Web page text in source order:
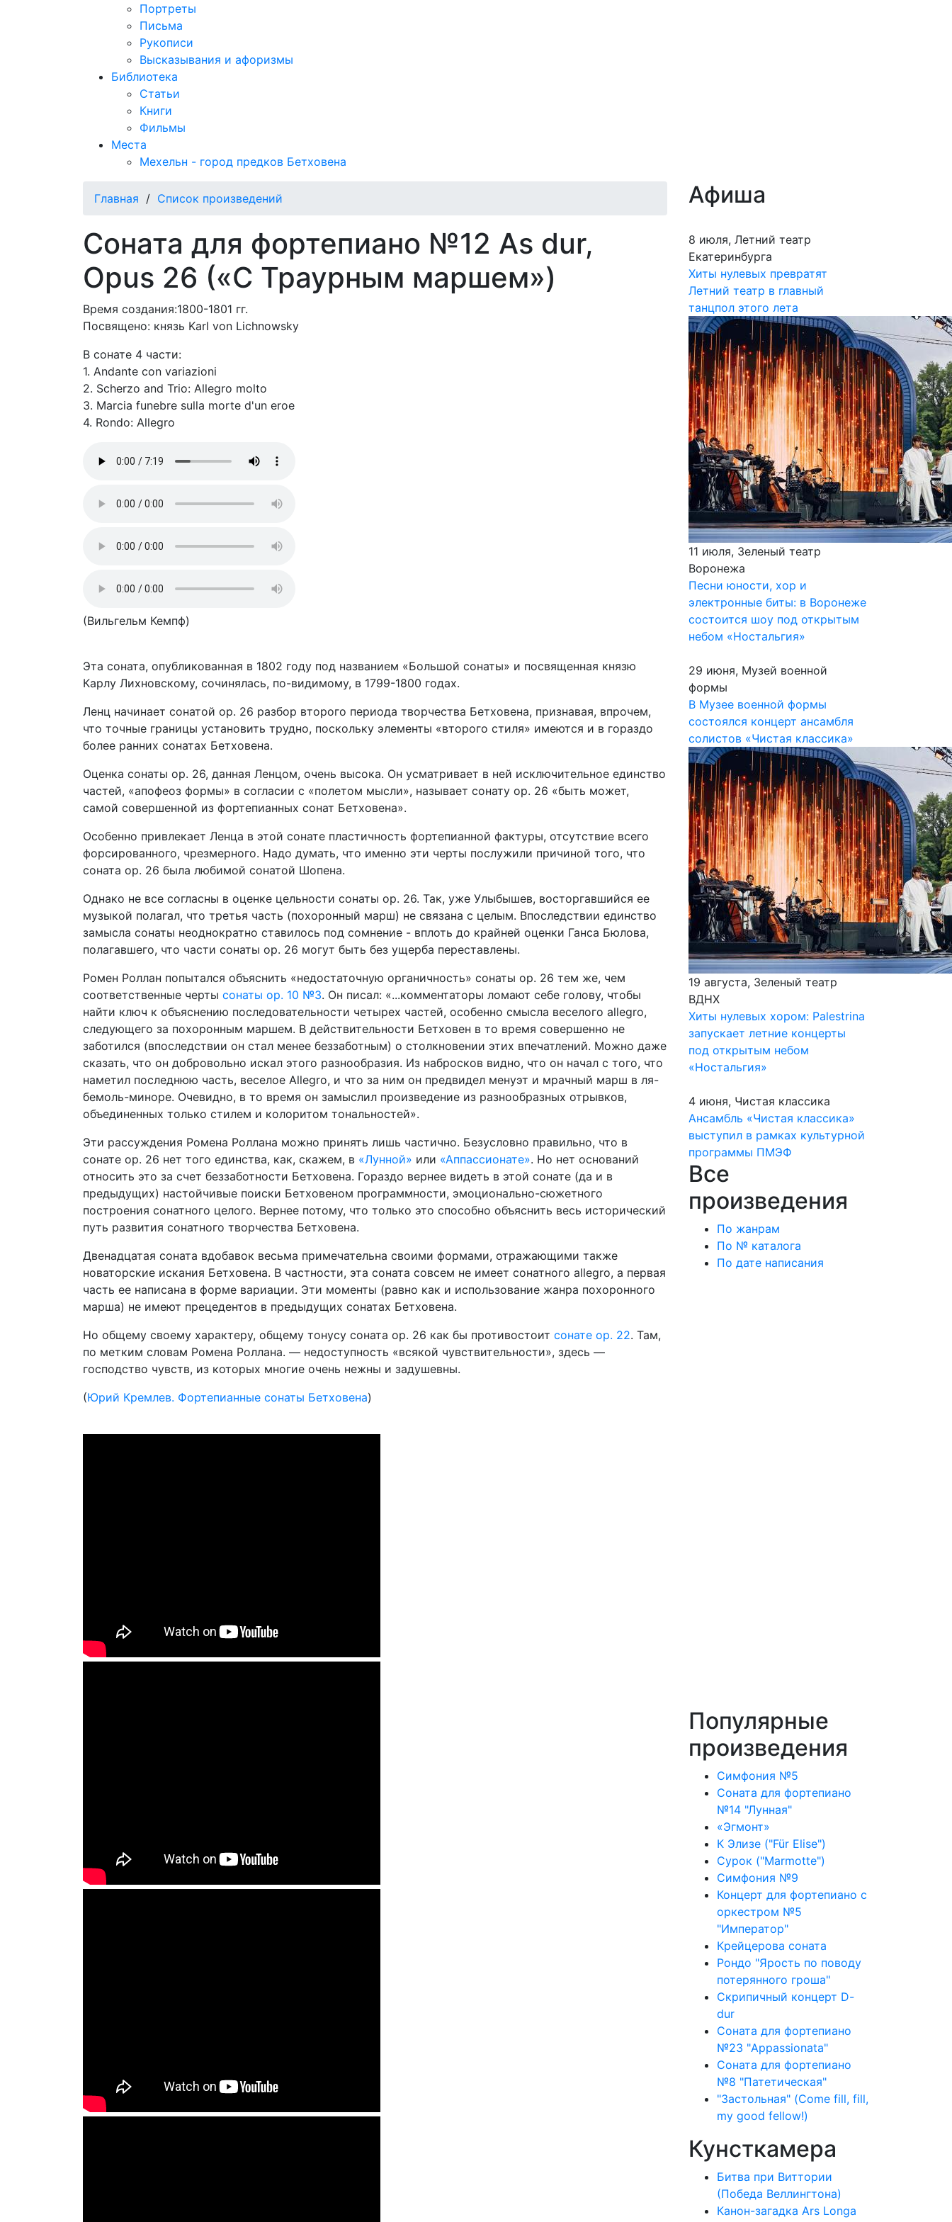
Портреты
Письма
Рукописи
Высказывания и афоризмы
Библиотека
Статьи
Книги
Фильмы
Места
Мехельн - город предков Бетховена
Главная / Список произведений
Соната для фортепиано №12 As dur,
Opus 26 («С Траурным маршем»)
Время создания:1800-1801 гг.
Посвящено: князь Karl von Lichnowsky
В сонате 4 части:
1. Andante con variazioni
2. Scherzo and Trio: Allegro molto
3. Marcia funebre sulla morte d'un eroe
4. Rondo: Allegro
(Вильгельм Кемпф)
Эта соната, опубликованная в 1802 году под названием «Большой сонаты» и посвященная князю
Карлу Лихновскому, сочинялась, по-видимому, в 1799-1800 годах.
Ленц начинает сонатой ор. 26 разбор второго периода творчества Бетховена, признавая, впрочем,
что точные границы установить трудно, поскольку элементы «второго стиля» имеются и в гораздо
более ранних сонатах Бетховена.
Оценка сонаты op. 26, данная Ленцом, очень высока. Он усматривает в ней исключительное единство
частей, «апофеоз формы» в согласии с «полетом мысли», называет сонату ор. 26 «быть может,
самой совершенной из фортепианных сонат Бетховена».
Особенно привлекает Ленца в этой сонате пластичность фортепианной фактуры, отсутствие всего
форсированного, чрезмерного. Надо думать, что именно эти черты послужили причиной того, что
соната ор. 26 была любимой сонатой Шопена.
Однако не все согласны в оценке цельности сонаты op. 26. Так, уже Улыбышев, восторгавшийся ее
музыкой полагал, что третья часть (похоронный марш) не связана с целым. Впоследствии единство
замысла сонаты неоднократно ставилось под сомнение - вплоть до крайней оценки Ганса Бюлова,
полагавшего, что части сонаты ор. 26 могут быть без ущерба переставлены.
Ромен Роллан попытался объяснить «недостаточную органичность» сонаты op. 26 тем же, чем
соответственные черты сонаты ор. 10 №3. Он писал: «...комментаторы ломают себе голову, чтобы
найти ключ к объяснению последовательности четырех частей, особенно смысла веселого allegro,
следующего за похоронным маршем. В действительности Бетховен в то время совершенно не
заботился (впоследствии он стал менее беззаботным) о столкновении этих впечатлений. Можно даже
сказать, что он добровольно искал этого разнообразия. Из набросков видно, что он начал с того, что
наметил последнюю часть, веселое Allegro, и что за ним он предвидел менуэт и мрачный марш в ля-
бемоль-миноре. Очевидно, в то время он замыслил произведение из разнообразных отрывков,
объединенных только стилем и колоритом тональностей».
Эти рассуждения Ромена Роллана можно принять лишь частично. Безусловно правильно, что в
сонате ор. 26 нет того единства, как, скажем, в «Лунной» или «Аппассионате». Но нет оснований
относить это за счет беззаботности Бетховена. Гораздо вернее видеть в этой сонате (да и в
предыдущих) настойчивые поиски Бетховеном программности, эмоционально-сюжетного
построения сонатного целого. Вернее потому, что только это способно объяснить весь исторический
путь развития сонатного творчества Бетховена.
Двенадцатая соната вдобавок весьма примечательна своими формами, отражающими также
новаторские искания Бетховена. В частности, эта соната совсем не имеет сонатного allegro, а первая
часть ее написана в форме вариации. Эти моменты (равно как и использование жанра похоронного
марша) не имеют прецедентов в предыдущих сонатах Бетховена.
Но общему своему характеру, общему тонусу соната ор. 26 как бы противостоит сонате ор. 22. Там,
по метким словам Ромена Роллана. — недоступность «всякой чувствительности», здесь —
господство чувств, из которых многие очень нежны и задушевны.
(Юрий Кремлев. Фортепианные сонаты Бетховена)
Афиша
8 июля, Летний театр
Екатеринбурга
Хиты нулевых превратят
Летний театр в главный
танцпол этого лета
11 июля, Зеленый театр
Воронежа
Песни юности, хор и
электронные биты: в Воронеже
состоится шоу под открытым
небом «Ностальгия»
29 июня, Музей военной
формы
В Музее военной формы
состоялся концерт ансамбля
солистов «Чистая классика»
19 августа, Зеленый театр
ВДНХ
Хиты нулевых хором: Palestrina
запускает летние концерты
под открытым небом
«Ностальгия»
4 июня, Чистая классика
Ансамбль «Чистая классика»
выступил в рамках культурной
программы ПМЭФ
Все
произведения
По жанрам
По № каталога
По дате написания
Популярные
произведения
Симфония №5
Соната для фортепиано
№14 "Лунная"
«Эгмонт»
К Элизе ("Für Elise")
Сурок ("Marmotte")
Симфония №9
Концерт для фортепиано с
оркестром №5
"Император"
Крейцерова соната
Рондо "Ярость по поводу
потерянного гроша"
Скрипичный концерт D-
dur
Соната для фортепиано
№23 "Appassionata"
Соната для фортепиано
№8 "Патетическая"
"Застольная" (Come fill, fill,
my good fellow!)
Кунсткамера
Битва при Виттории
(Победа Веллингтона)
Канон-загадка Ars Longa